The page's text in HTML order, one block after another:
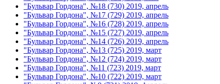
"Бульвар Гордона", №18 (730) 2019, апрель
"Бульвар Гордона", №17 (729) 2019, апрель
"Бульвар Гордона", №16 (728) 2019, апрель
"Бульвар Гордона", №15 (727) 2019, апрель
"Бульвар Гордона", №14 (726) 2019, апрель
"Бульвар Гордона", №13 (725) 2019, март
"Бульвар Гордона", №12 (724) 2019, март
"Бульвар Гордона", №11 (723) 2019, март
"Бульвар Гордона", №10 (722) 2019, март